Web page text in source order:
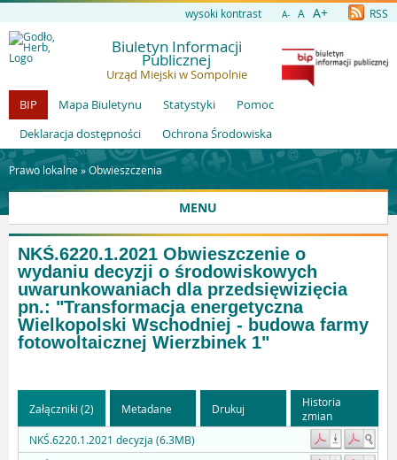
wysoki kontrast A- A A+ RSS
Biuletyn Informacji
Publicznej
Urząd Miejski w Sompolnie
BIP
Mapa Biuletynu Statystyki
Pomoc
Deklaracja dostępności
Ochrona Środowiska
Prawo lokalne »Obwieszczenia
MENU
NKŚ.6220.1.2021 Obwieszczenie o
wydaniu decyzji o środowiskowych
uwarunkowaniach dla przedsięwizięcia
pn.: "Transformacja energetyczna
Wielkopolski Wschodniej - budowa farmy
fotowoltaicznej Wierzbinek 1"
Załączniki (2) Metadane Drukuj
Historia
zmian
NKŚ.6220.1.2021 decyzja (6.3MB)